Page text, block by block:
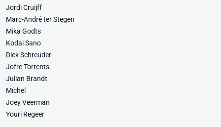
Jordi Cruijff
Marc-André ter Stegen
Mika Godts
Kodai Sano
Dick Schreuder
Jofre Torrents
Julian Brandt
Míchel
Joey Veerman
Youri Regeer